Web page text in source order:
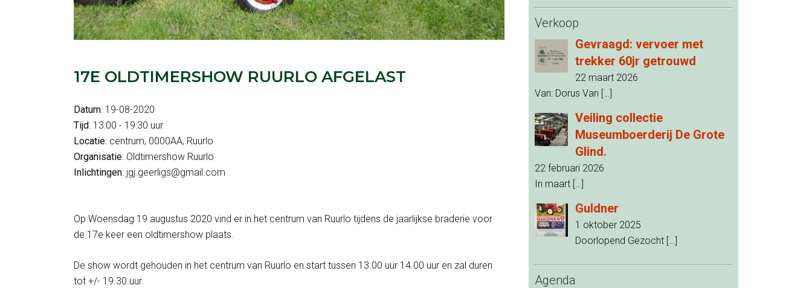
17E OLDTIMERSHOW RUURLO AFGELAST
Datum: 19-08-2020
Tijd: 13:00 - 19:30 uur
Locatie: centrum, 0000AA, Ruurlo
Organisatie: Oldtimershow Ruurlo
Inlichtingen: jgj.geerligs@gmail.com
Op Woensdag 19 augustus 2020 vind er in het centrum van Ruurlo tijdens de jaarlijkse braderie voor
de 17e keer een oldtimershow plaats.
De show wordt gehouden in het centrum van Ruurlo en start tussen 13.00 uur 14.00 uur en zal duren
tot +/- 19.30.uur.
Verkoop
Gevraagd: vervoer met
trekker 60jr getrouwd
22 maart 2026
Van: Dorus Van […]
Veiling collectie
Museumboerderij De Grote
Glind.
22 februari 2026
In maart […]
Guldner
1 oktober 2025
Doorlopend Gezocht […]
Agenda